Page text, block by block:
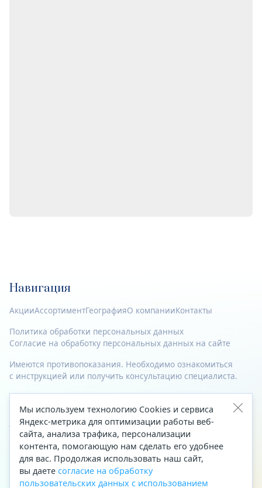
Навигация
АкцииАссортиментГеографияО компанииКонтакты
Политика обработки персональных данных
Согласие на обработку персональных данных на сайте
Имеются противопоказания. Необходимо ознакомиться
с инструкцией или получить консультацию специалиста.
© 2023—2026 Все права защищены.
Адрес
Архангельск, ул. Папанина, д. 19 (вход в здание со стороны
автоцентра «Тойота»)
Приемная Генерального директора
Мы используем технологию Cookies и сервиса
Яндекс-метрика для оптимизации работы веб-
сайта, анализа трафика, персонализации
контента, помогающую нам сделать его удобнее
для вас. Продолжая использовать наш сайт,
вы даете согласие на обработку
пользовательских данных с использованием